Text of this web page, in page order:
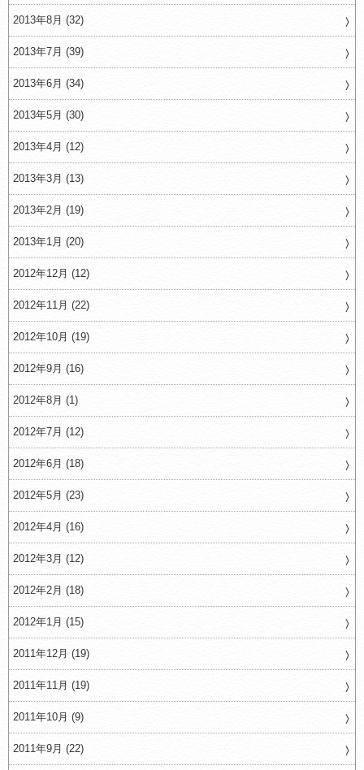
2013年8月 (32)
2013年7月 (39)
2013年6月 (34)
2013年5月 (30)
2013年4月 (12)
2013年3月 (13)
2013年2月 (19)
2013年1月 (20)
2012年12月 (12)
2012年11月 (22)
2012年10月 (19)
2012年9月 (16)
2012年8月 (1)
2012年7月 (12)
2012年6月 (18)
2012年5月 (23)
2012年4月 (16)
2012年3月 (12)
2012年2月 (18)
2012年1月 (15)
2011年12月 (19)
2011年11月 (19)
2011年10月 (9)
2011年9月 (22)